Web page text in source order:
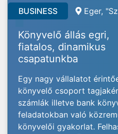
BUSINESS Eger,
Könyvelő állás egri,
fiatalos, dinamikus
csapatunkba
Egy nagy vállalatot
könyvelő csoport
számlák illetve bank
feladatokban való
könyvelői gyakorlat.